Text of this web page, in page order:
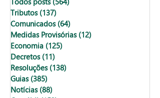
Todos posts (564)
Tributos (137)
Comunicados (64)
Medidas Provisórias (12)
Economia (125)
Decretos (11)
Resoluções (138)
Guias (385)
Notícias (88)